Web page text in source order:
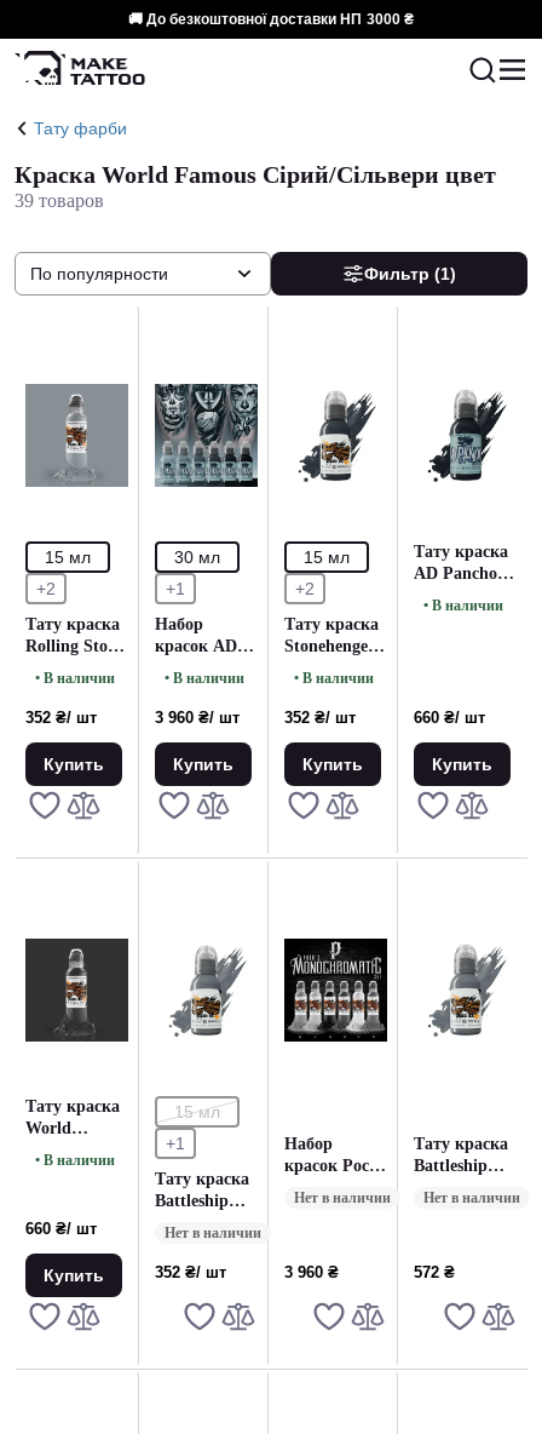
🚚 До безкоштовної доставки НП 3000 ₴
Тату фарби
Краска World Famous Сірий/Сільвери цвет
39 товаров
Фильтр (1)
По популярности
15 мл
+2
Тату краска
Rolling Stone
World
мл)
• В наличии
352 ₴/ шт
Купить
30 мл
+1
Набор
красок AD
PANCHO
GREYS SET
Famous (30
мл.)
• В наличии
3 960 ₴/ шт
Купить
15 мл
+2
Тату краска
Stonehenge
World
мл)
• В наличии
352 ₴/ шт
Купить
Тату краска
AD Pancho
Pastel Grey 5
• В наличии
660 ₴/ шт
Купить
Тату краска
World
Famous Ink
• В наличии
660 ₴/ шт
Купить
15 мл
+1
Тату краска
Battleship
Grey World
мл)
Нет в наличии
352 ₴/ шт
Набор
красок Poch
Monochromatic
Нет в наличии
3 960 ₴
Тату краска
Battleship
Grey World
Нет в наличии
572 ₴